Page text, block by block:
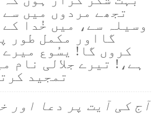
تجھے مردوں میں سے
وسیلہ سے، میں خُدا
گااور مکمل طور
کروں گا! یسُوع میرے
ہے،! تیرے جلالی نام
تمجید
آج کی آیت پر دعا اور